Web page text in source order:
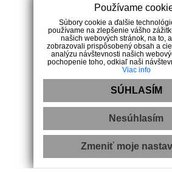
Používame
Súbory cookie a ďalšie
používame na zlepšenie vášho
našich webových stránok, na to,
zobrazovali prispôsobený obsah a
analýzu návštevnosti našich
pochopenie toho, odkiaľ naši
Viac info
SÚHLASÍM
Nesúhlasím
Zmeniť moje
Úvod
História a vízia
VB tím
Hľadáme
Alternatívne riešenia
Kontakt
Kontakt
OC DRUŽBA
Lipová 2244/20
052 01 Spišská